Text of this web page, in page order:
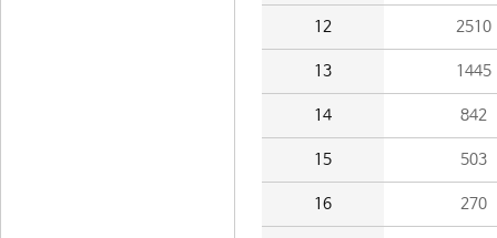
12 2510
13 1445
14 842
15 503
16 270